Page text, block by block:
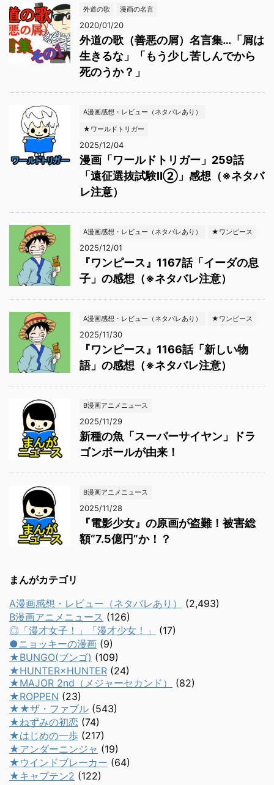
外道の歌 漫画の名言
2020/01/20
外道の歌（善悪の屑）名言集…「屑は
生きるな」「もう少し苦しんでから
死のうか？」
A漫画感想・レビュー（ネタバレあり）
★ワールドトリガー
2025/12/04
漫画「ワールドトリガー」259話
「遠征選抜試験Ⅱ②」感想（※ネタバ
レ注意）
A漫画感想・レビュー（ネタバレあり） ★ワンピース
2025/12/01
『ワンピース』1167話「イーダの息
子」の感想（※ネタバレ注意）
A漫画感想・レビュー（ネタバレあり） ★ワンピース
2025/11/30
『ワンピース』1166話「新しい物
語」の感想（※ネタバレ注意）
B漫画アニメニュース
2025/11/29
新種の魚「スーパーサイヤン」ドラ
ゴンボールが由来！
B漫画アニメニュース
2025/11/28
『電影少女』の原画が盗難！被害総
額“7.5億円”か！？
まんがカテゴリ
A漫画感想・レビュー（ネタバレあり）
(2,493)
B漫画アニメニュース (126)
◎「漫才女子！」「漫才少女！」
(17)
●ニョッキーの漫画 (9)
★BUNGO(ブンゴ) (109)
★HUNTER×HUNTER (24)
★MAJOR 2nd（メジャーセカンド）
(82)
★ROPPEN (23)
★★ザ・ファブル (543)
★ねずみの初恋 (74)
★はじめの一歩 (217)
★アンダーニンジャ (19)
★ウインドブレーカー (64)
★キャプテン2 (122)